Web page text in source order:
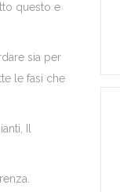
questo e
sia per
le fasi che
Il